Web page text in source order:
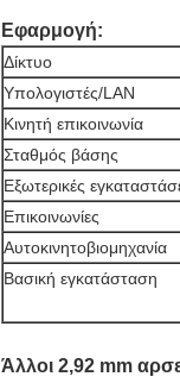
Εφαρμογή:
Δίκτυο
Υπολογιστές/LAN
Κινητή επικοινωνία
Σταθμός βάσης
Εξωτερικές
Επικοινωνίες
Αυτοκινητοβιομηχανία
Βασική εγκατάσταση
Άλλοι 2,92 mm